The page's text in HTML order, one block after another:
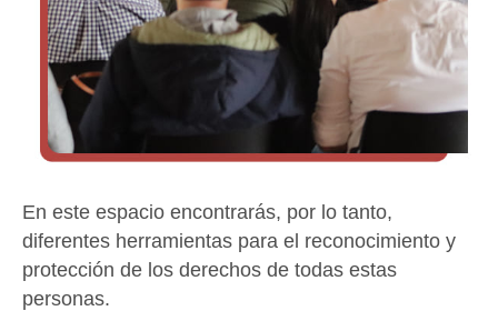
En este espacio encontrarás, por lo tanto,
diferentes herramientas para el reconocimiento y
protección de los derechos de todas estas
personas.